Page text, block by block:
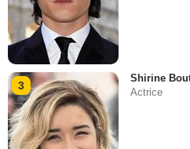
3
Shirine
Actrice